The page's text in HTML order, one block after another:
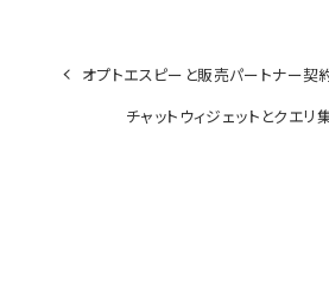
オプトエスピーと販売パートナー契
チャットウィジェットとクエ